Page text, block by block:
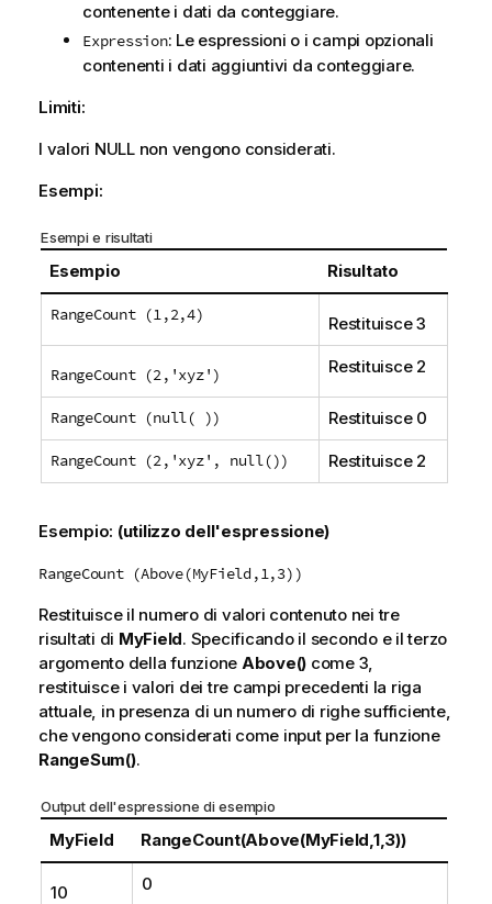
contenente i dati da conteggiare.
Expression: Le espressioni o i campi opzionali
contenenti i dati aggiuntivi da conteggiare.
Limiti:
I valori NULLnon vengono considerati.
Esempi:
Esempi e risultati
Esempio Risultato
RangeCount (1,2,4) Restituisce 3
RangeCount (2,'xyz') Restituisce 2
RangeCount (null( )) Restituisce 0
RangeCount (2,'xyz', null()) Restituisce 2
Esempio: (utilizzo dell'espressione)
RangeCount (Above(MyField,1,3))
Restituisce il numero di valori contenuto nei tre
risultati di MyField. Specificando il secondo e il terzo
argomento della funzione Above() come 3,
restituisce i valori dei tre campi precedenti la riga
attuale, in presenza di un numero di righe sufficiente,
che vengono considerati come input per la funzione
RangeSum().
Output dell'espressione di esempio
MyField RangeCount(Above(MyField,1,3))
10 0